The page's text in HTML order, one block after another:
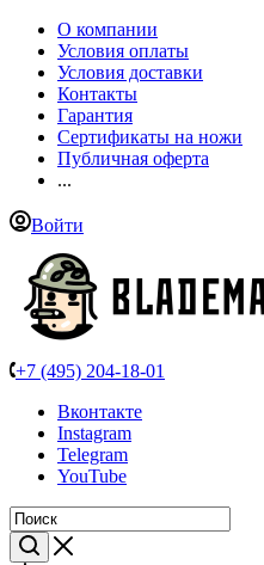
О компании
Условия оплаты
Условия доставки
Контакты
Гарантия
Сертификаты на ножи
Публичная оферта
...
Войти
+7 (495) 204-18-01
Вконтакте
Instagram
Telegram
YouTube